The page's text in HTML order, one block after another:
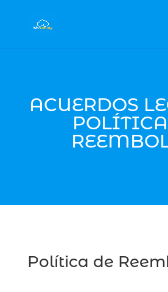
ACUERDOS
Política de